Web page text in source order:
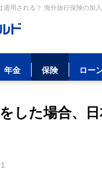
用される？ 海外旅行保険の加
年金 保険 ロー
した場合、